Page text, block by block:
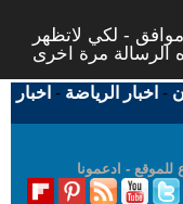
- لكي لاتظهر
- اخبار الرياضة - اخبار
للموقع - ادعمونا